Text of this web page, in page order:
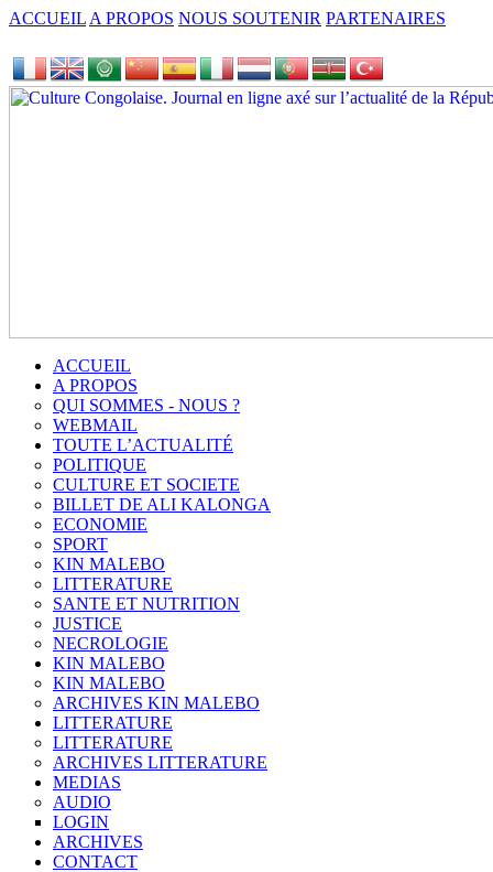
ACCUEIL A PROPOS NOUS SOUTENIR PARTENAIRES
ACCUEIL
A PROPOS
QUI SOMMES - NOUS ?
WEBMAIL
TOUTE L’ACTUALITÉ
POLITIQUE
CULTURE ET SOCIETE
BILLET DE ALI KALONGA
ECONOMIE
SPORT
KIN MALEBO
LITTERATURE
SANTE ET NUTRITION
JUSTICE
NECROLOGIE
KIN MALEBO
KIN MALEBO
ARCHIVES KIN MALEBO
LITTERATURE
LITTERATURE
ARCHIVES LITTERATURE
MEDIAS
AUDIO
LOGIN
ARCHIVES
CONTACT